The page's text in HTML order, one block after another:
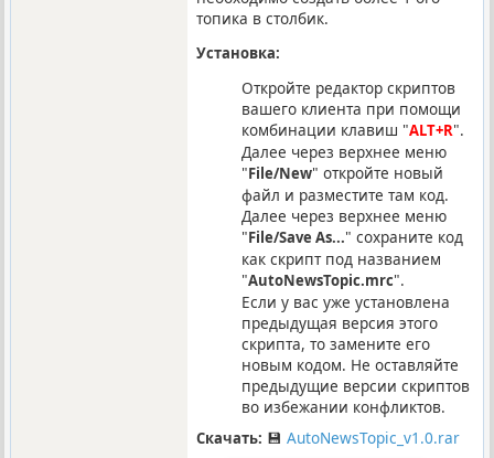
топика в столбик.
Установка:
Откройте редактор скриптов
вашего клиента при помощи
комбинации клавиш "ALT+R".
Далее через верхнее меню
"File/New" откройте новый
файл и разместите там код.
Далее через верхнее меню
"File/Save As..." сохраните код
как скрипт под названием
"AutoNewsTopic.mrc".
Если у вас уже установлена
предыдущая версия этого
скрипта, то замените его
новым кодом. Не оставляйте
предыдущие версии скриптов
во избежании конфликтов.
Скачать: 💾AutoNewsTopic_v1.0.rar